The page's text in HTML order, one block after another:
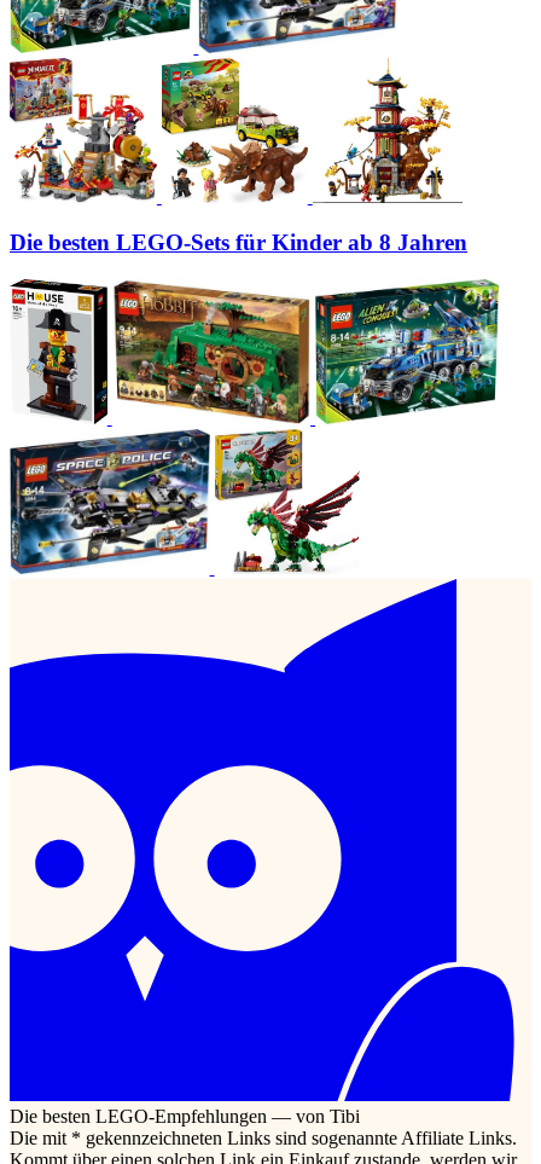
Die besten LEGO-Sets für Kinder ab 8 Jahren
Die besten LEGO-Empfehlungen — von Tibi
Die mit * gekennzeichneten Links sind sogenannte Affiliate Links.
Kommt über einen solchen Link ein Einkauf zustande, werden wir